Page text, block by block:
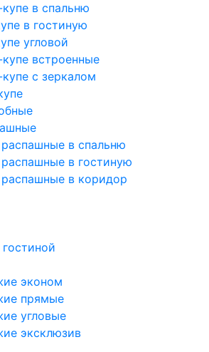
в спальню
в гостиную
угловой
встроенные
с зеркалом
в спальню
в гостиную
в коридор
эконом
прямые
угловые
эксклюзив